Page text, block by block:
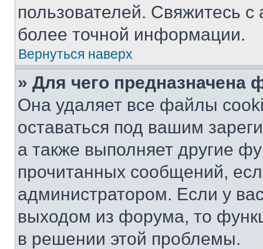
пользователей. Свяжитесь
более точной информации.
Вернуться наверх
» Для чего предназначена
Она удаляет все файлы
оставаться под вашим
а также выполняет другие
прочитанных сообщений,
администратором. Если у
выходом из форума, то
в решении этой проблемы.